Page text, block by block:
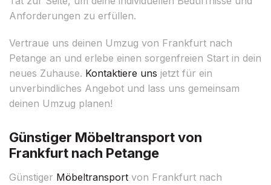
Anforderungen zu erfüllen.
Vertraue uns deinen Umzug von Frankfurt nach
Petange an und erlebe einen sorgenfreien Start in dein
neues Zuhause. Kontaktiere uns jetzt für ein
unverbindliches Angebot und lass uns gemeinsam
deinen Umzug planen!
Günstiger Möbeltransport von
Frankfurt nach Petange
Günstiger Möbeltransport von Frankfurt nach